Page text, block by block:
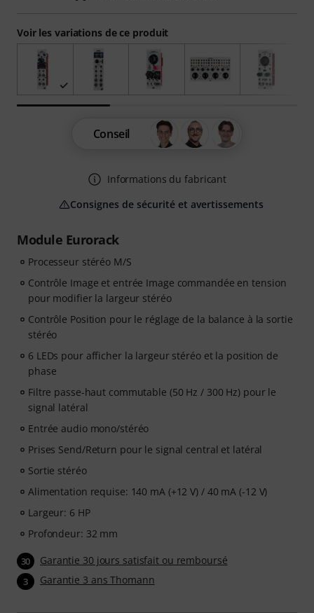
Module Eurorack
Processeur stéréo M/S
Contrôle Image et entrée Image commandée en tension
pour modifier la largeur stéréo
Contrôle Position pour le réglage de la balance à la sortie
stéréo
6 LEDs pour afficher la largeur stéréo et la position de
phase
Filtre passe-haut commutable (50 Hz / 300 Hz) pour le
signal latéral
Entrée audio mono/stéréo
Prises Send/Return pour le signal central et latéral
Sortie stéréo
Alimentation requise: 140 mA (+12 V) / 40 mA (-12 V)
Largeur: 6 HP
Profondeur: 32 mm
30 Garantie 30 jours satisfait ou remboursé
3 Garantie 3 ans Thomann
Voir les variations de ce produit
Conseil
Informations du fabricant
Consignes de sécurité et avertissements